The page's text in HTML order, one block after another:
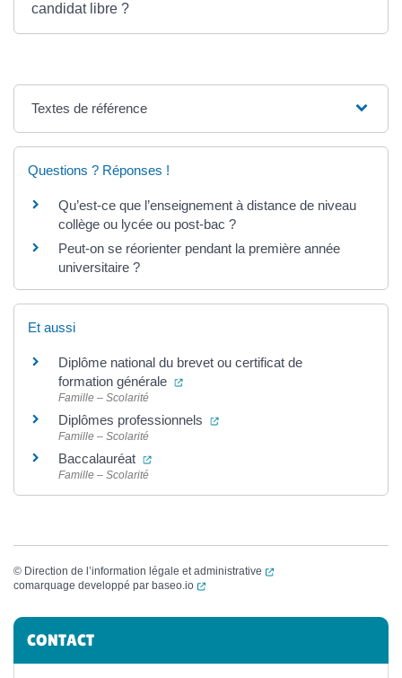
candidat libre ?
Textes de référence
Questions ? Réponses !
Qu’est-ce que l’enseignement à distance de niveau
collège ou lycée ou post-bac ?
Peut-on se réorienter pendant la première année
universitaire ?
Et aussi
Diplôme national du brevet ou certificat de
formation générale
(ouverture dans un nouvel onglet)
Famille – Scolarité
Diplômes professionnels (ouverture dans un nouvel
Famille – Scolarité
Baccalauréat (ouverture dans un nouvel onglet)
Famille – Scolarité
© Direction de l’information légale et administrative
(ouverture dans un
comarquage developpé par baseo.io (ouverture dans un nouvel onglet)
Informations complémentaires
CONTACT